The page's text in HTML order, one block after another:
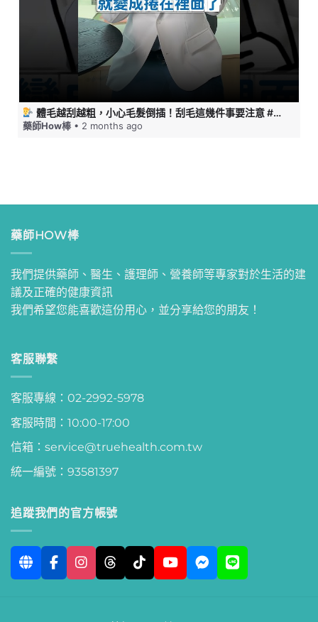
體毛越刮越粗，小心毛髮倒插！刮毛這幾件事要注意 #藥師HOW棒
藥師How棒 • 2 months ago
藥師HOW棒
我們提供藥師、醫生、護理師、營養師等專家對於生活的建
議及正確的健康資訊
我們希望您能喜歡這份用心，並分享給您的朋友！
客服聯繫
客服專線：02-2992-5978
客服時間：10:00-17:00
信箱：service@truehealth.com.tw
統一編號：93581397
追蹤我們的官方帳號